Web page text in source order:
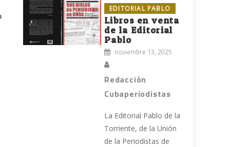
EDITORIAL PABLO
Libros en venta
de la Editorial
Pablo
noviembre 13, 2025
Redacción
Cubaperiodistas
La Editorial Pablo de la
Torriente, de la Unión
de la Periodistas de